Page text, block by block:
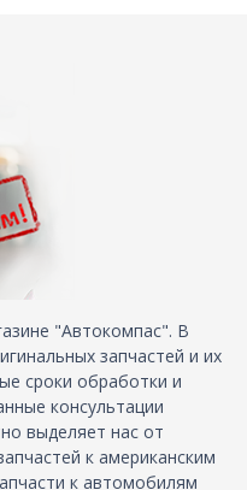
"Автокомпас". В
запчастей и их
сроки обработки и
консультации
выделяет нас от
к американским
к автомобилям